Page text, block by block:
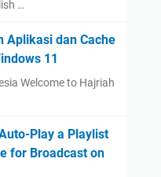
…
Aplikasi dan Cache
11
Welcome to Hajriah
Play a Playlist
for Broadcast on